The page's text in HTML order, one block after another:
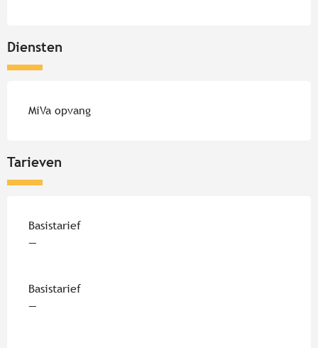
Diensten
MiVa opvang
Tarieven
Tarieven 2026
Basistarief
—
Basistarief
—